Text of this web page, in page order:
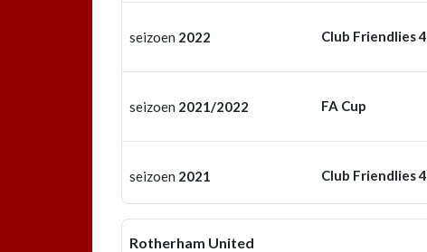
seizoen 2022 Club Friendlies 4
seizoen 2021/2022 FA Cup
seizoen 2021 Club Friendlies 4
Rotherham United